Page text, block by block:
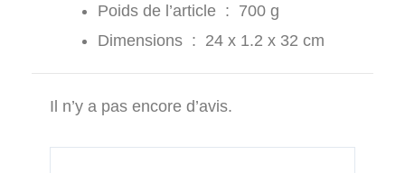
Poids de l’article ‏ : ‎ 700 g
Dimensions ‏ : ‎ 24 x 1.2 x 32 cm
Il n’y a pas encore d’avis.